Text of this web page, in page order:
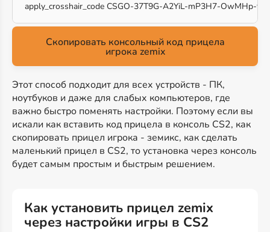
apply_crosshair_code CSGO-37T9G-A2YiL-mP3H7-OwMHp-
Скопировать консольный код прицела
игрока zemix
Этот способ подходит для всех устройств - ПК,
ноутбуков и даже для слабых компьютеров, где
важно быстро поменять настройки. Поэтому если вы
искали как вставить код прицела в консоль CS2, как
скопировать прицел игрока - земикс, как сделать
маленький прицел в CS2, то установка через консоль
будет самым простым и быстрым решением.
Как установить прицел zemix
через настройки игры в CS2